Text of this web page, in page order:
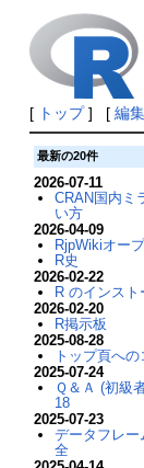
[ トップ] [ 編集
最新の20件
2026-07-11
CRAN国内ミ
い方
2026-04-09
RjpWikiオー
R史
2026-02-22
R のインスト
2026-02-20
R掲示板
2025-08-28
トップ頁への
2025-07-24
Ｑ＆Ａ (初級
18
2025-07-23
データフレー
全